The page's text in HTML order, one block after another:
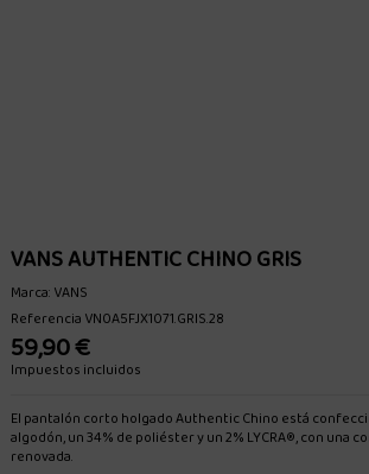
VANS AUTHENTIC CHINO GRIS
Marca:VANS
ReferenciaVN0A5FJX1071.GRIS.28
59,90 €
Impuestos incluidos
El pantalón corto holgado Authentic Chino está
algodón, un 34% de poliéster y un 2% LYCRA®, con una
renovada.